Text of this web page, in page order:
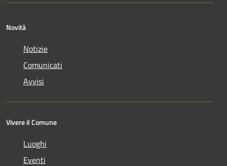
Novità
Notizie
Comunicati
Avvisi
Vivere il Comune
Luoghi
Eventi